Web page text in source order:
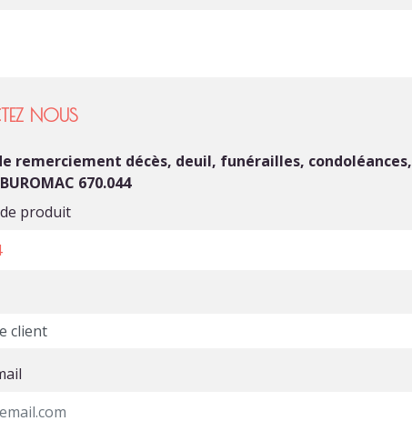
NOUS
remerciement décès, deuil, funérailles, condoléances,
670.044
produit